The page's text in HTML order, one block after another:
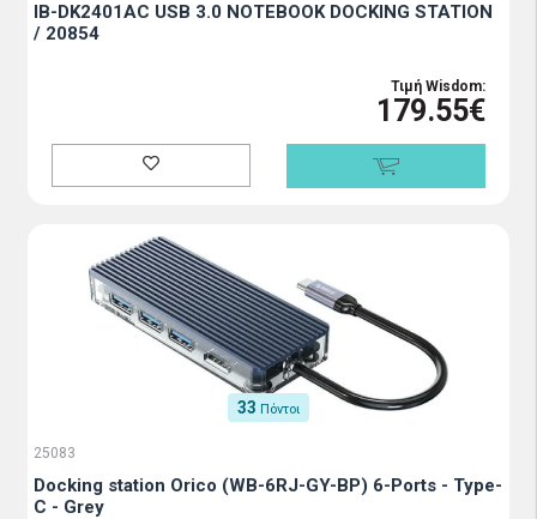
IB-DK2401AC USB 3.0 NOTEBOOK DOCKING STATION
/ 20854
Τιμή Wisdom:
179.55€
33 Πόντοι
25083
Docking station Orico (WB-6RJ-GY-BP) 6-Ports - Type-
C - Grey